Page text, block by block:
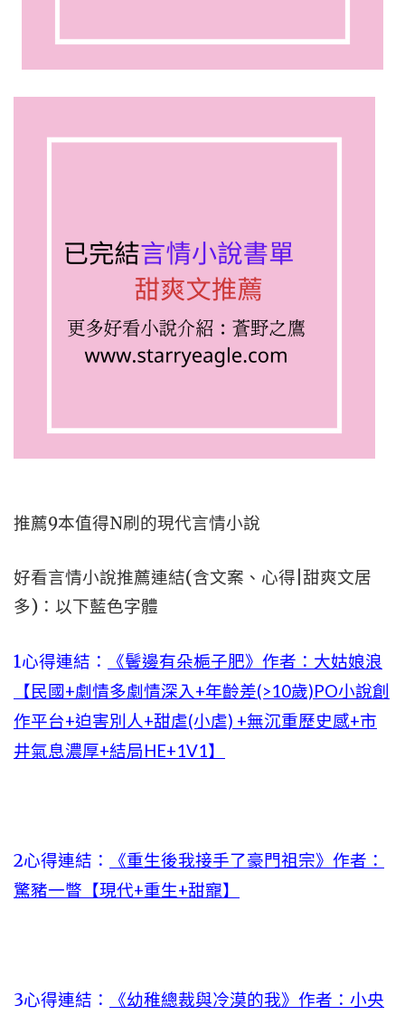
推薦9本值得N刷的現代言情小說
好看言情小說推薦連結(含文案、心得|甜爽文居
多)：以下藍色字體
1心得連結：
《鬢邊有朵梔子肥》作者：大姑娘浪
【民國+劇情多劇情深入+年齡差(>10歲)PO小說創
作平台+迫害別人+甜虐(小虐) +無沉重歷史感+市
井氣息濃厚+結局HE+1V1】
2心得連結：
《重生後我接手了豪門祖宗》作者：
驚豬一瞥【現代+重生+甜寵】
3心得連結：
《幼稚總裁與冷漠的我》作者：小央